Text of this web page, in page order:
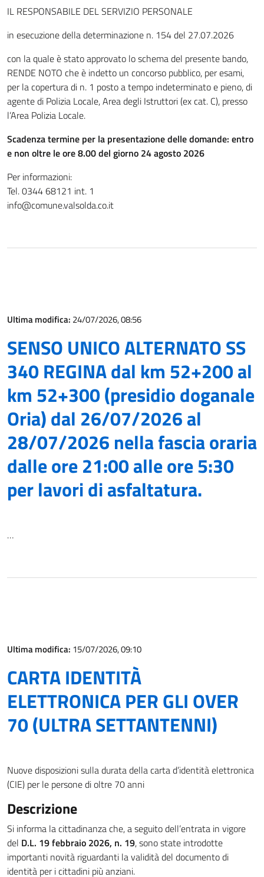
IL RESPONSABILE DEL SERVIZIO PERSONALE
in esecuzione della determinazione n. 154 del 27.07.2026
con la quale è stato approvato lo schema del presente bando,
RENDE NOTO che è indetto un concorso pubblico, per esami,
per la copertura di n. 1 posto a tempo indeterminato e pieno, di
agente di Polizia Locale, Area degli Istruttori (ex cat. C), presso
l’Area Polizia Locale.
Scadenza termine per la presentazione delle domande: entro
e non oltre le ore 8.00 del giorno 24 agosto 2026
Per informazioni:
Tel. 0344 68121 int. 1
info@comune.valsolda.co.it
Ultima modifica: 24/07/2026, 08:56
SENSO UNICO ALTERNATO SS
340 REGINA dal km 52+200 al
km 52+300 (presidio doganale
Oria) dal 26/07/2026 al
28/07/2026 nella fascia oraria
dalle ore 21:00 alle ore 5:30
per lavori di asfaltatura.
…
Ultima modifica: 15/07/2026, 09:10
CARTA IDENTITÀ
ELETTRONICA PER GLI OVER
70 (ULTRA SETTANTENNI)
Nuove disposizioni sulla durata della carta d’identità elettronica
(CIE) per le persone di oltre 70 anni
Descrizione
Si informa la cittadinanza che, a seguito dell’entrata in vigore
del D.L. 19 febbraio 2026, n. 19, sono state introdotte
importanti novità riguardanti la validità del documento di
identità per i cittadini più anziani.